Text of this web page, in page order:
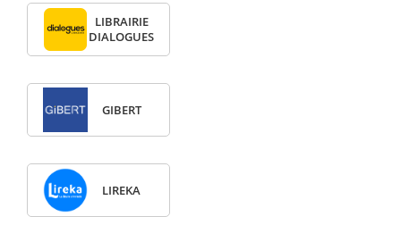
LIBRAIRIE
DIALOGUES
GIBERT
LIREKA